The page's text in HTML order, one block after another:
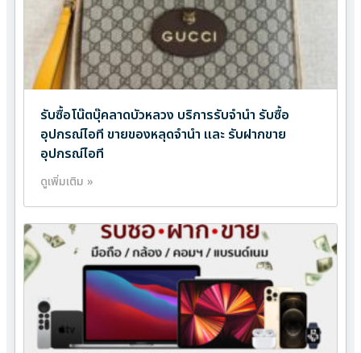
รับซื้อโน๊ตบุ๊คลาดบัวหลวง บริการรับจำนำ รับซื้อ
อุปกรณ์ไอที ขายของหลุดจำนำ และ รับฝากขาย
อุปกรณ์ไอที
ดูเพิ่มเติม »